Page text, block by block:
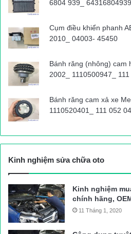
Đến đầu giờ chiều 10/9, khu vực
máy múc vẫn đang tiếp tục hốt dọn
qua đèo Sa Mù.
Liên quan đến công tác khắc phục
đường Hồ Chí Minh qua đèo Sa
Quảng Trị cho biết, mặc dù khu vực
phận tỉnh Quảng Trị, nhưng khu
ở Quảng Bình quản lý.
Một số hình ảnh PV Báo Giao
nóng” sạt lở đèo Sa Mù:
6804 939_ 64316804939
Cụm điều khiển phanh
2010_ 04003- 45450
Bánh răng (nhông) cam
2002_ 1110500947_
Bánh răng cam xả xe
1110520401_ 111 052
Kinh nghiệm sửa chữa oto
Kinh nghiệm
chính hãng,
11 Tháng 1, 2020